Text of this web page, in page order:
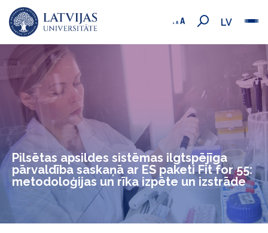
LV
Pilsētas apsildes sistēmas ilgtspējīga
pārvaldība saskaņā ar ES paketi Fit for 55:
metodoloģijas un rīka izpēte un izstrāde